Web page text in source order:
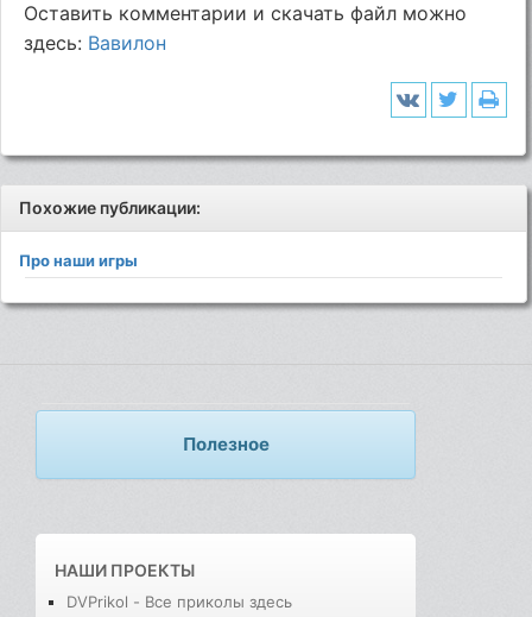
Оставить комментарии и скачать файл можно
здесь: Вавилон
Похожие публикации:
Про наши игры
Полезное
НАШИ ПРОЕКТЫ
DVPrikol - Все приколы здесь